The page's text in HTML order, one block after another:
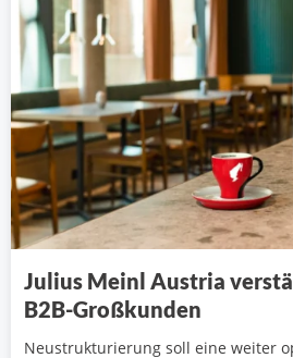
Julius Meinl Austria
B2B-Großkunden
Neustrukturierung soll eine weiter